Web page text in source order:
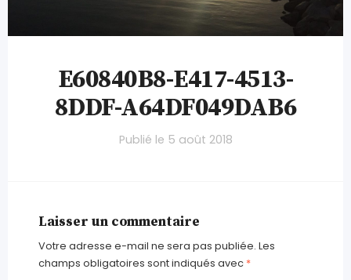
E60840B8-E417-4513-
8DDF-A64DF049DAB6
Publié le 5 août 2018
Laisser un commentaire
Votre adresse e-mail ne sera pas publiée. Les
champs obligatoires sont indiqués avec *